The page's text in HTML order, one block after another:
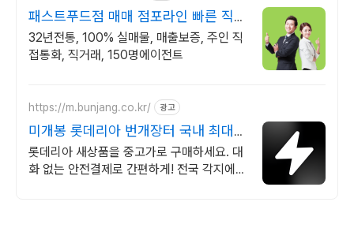
패스트푸드점 매매 점포라인 빠른 직거
래 & 안전중개거래
32년전통, 100% 실매물, 매출보증, 주인 직
접통화, 직거래, 150명에이전트
https://m.bunjang.co.kr/ 광고
미개봉 롯데리아 번개장터 국내 최대
브랜드 중고거래
롯데리아 새상품을 중고가로 구매하세요. 대
화 없는 안전결제로 간편하게! 전국 각지에서